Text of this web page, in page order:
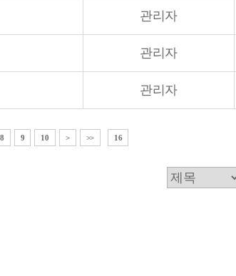
관리자
관리자
관리자
8 9 10 > >> 16